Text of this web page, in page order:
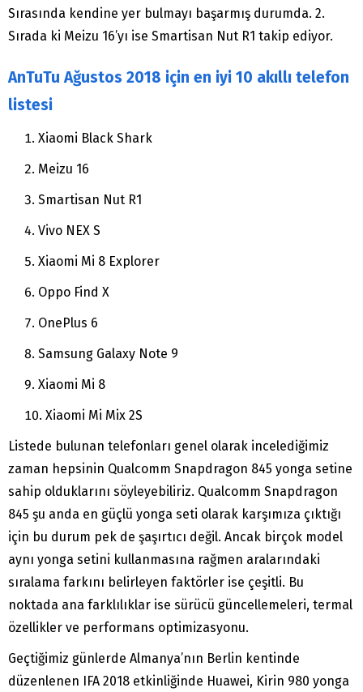
Sırasında kendine yer bulmayı başarmış durumda. 2.
Sırada ki Meizu 16’yı ise Smartisan Nut R1 takip ediyor.
AnTuTu Ağustos 2018 için en iyi 10 akıllı telefon
listesi
Xiaomi Black Shark
Meizu 16
Smartisan Nut R1
Vivo NEX S
Xiaomi Mi 8 Explorer
Oppo Find X
OnePlus 6
Samsung Galaxy Note 9
Xiaomi Mi 8
Xiaomi Mi Mix 2S
Listede bulunan telefonları genel olarak incelediğimiz
zaman hepsinin Qualcomm Snapdragon 845 yonga setine
sahip olduklarını söyleyebiliriz. Qualcomm Snapdragon
845 şu anda en güçlü yonga seti olarak karşımıza çıktığı
için bu durum pek de şaşırtıcı değil. Ancak birçok model
aynı yonga setini kullanmasına rağmen aralarındaki
sıralama farkını belirleyen faktörler ise çeşitli. Bu
noktada ana farklılıklar ise sürücü güncellemeleri, termal
özellikler ve performans optimizasyonu.
Geçtiğimiz günlerde Almanya’nın Berlin kentinde
düzenlenen IFA 2018 etkinliğinde Huawei, Kirin 980 yonga